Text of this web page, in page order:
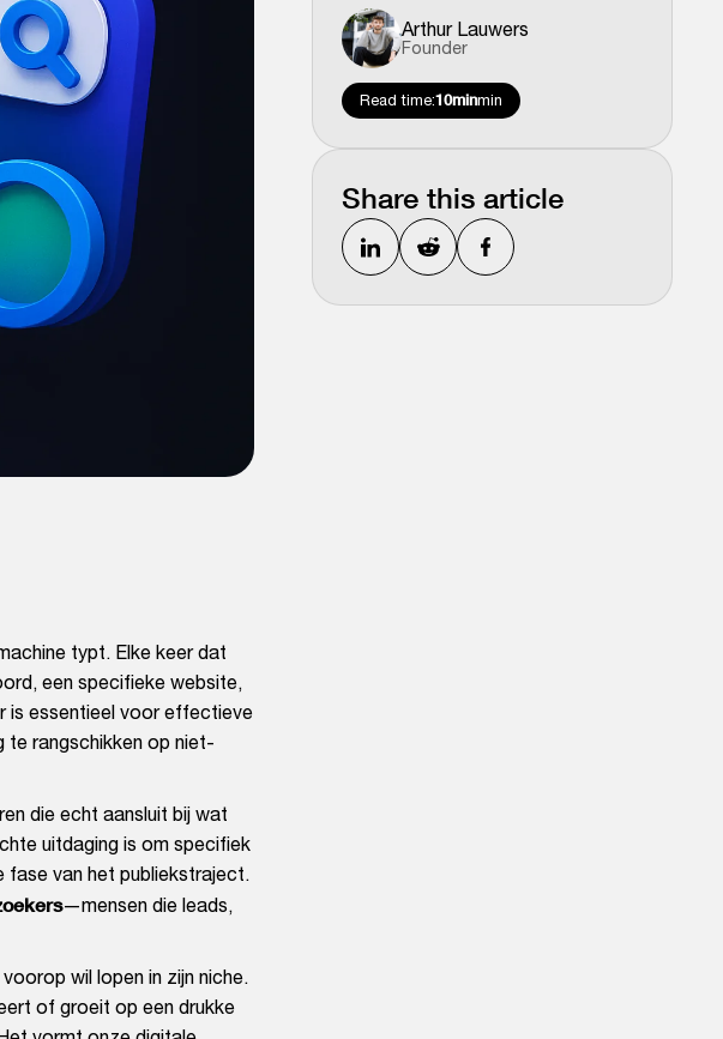
typt. Elke keer dat
een specifieke website,
is essentieel voor effectieve
te rangschikken op niet-
die echt aansluit bij wat
uitdaging is om specifiek
van het publiekstraject.
—mensen die leads,
wil lopen in zijn niche.
of groeit op een drukke
Arthur Lauwers
Founder
Read time:10minmin
Share this article